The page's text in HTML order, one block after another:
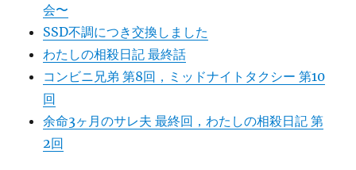
会〜
SSD不調につき交換しました
わたしの相殺日記 最終話
コンビニ兄弟 第8回，ミッドナイトタクシー 第10
回
余命3ヶ月のサレ夫 最終回，わたしの相殺日記 第
2回